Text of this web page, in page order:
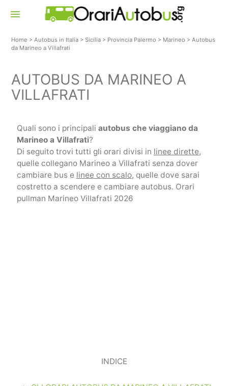
menu
Home >Autobus in Italia >Sicilia > Provincia Palermo > Marineo >Autobus
da Marineo a Villafrati
AUTOBUS DA MARINEO A
VILLAFRATI
Quali sono i principali autobus che viaggiano da
Marineo a Villafrati?
Di seguito trovi tutti gli orari divisi in linee dirette,
quelle collegano Marineo a Villafrati senza dover
cambiare bus e linee con scalo, quelle dove sarai
costretto a scendere e cambiare autobus. Orari
pullman Marineo Villafrati 2026
INDICE